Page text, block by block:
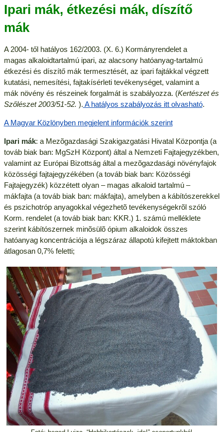
Ipari mák, étkezési mák, díszítő
mák
A 2004- től hatályos 162/2003. (X. 6.) Kormányrendelet a
magas alkaloidtartalmú ipari, az alacsony hatóanyag-tartalmú
étkezési és díszítő mák termesztését, az ipari fajtákkal végzett
kutatási, nemesítési, fajtakísérleti tevékenységet, valamint a
mák növény és részeinek forgalmát is szabályozza. (Kertészet és
Szőlészet 2003/51-52. ). A hatályos szabályozás itt olvasható.
A Magyar Közlönyben megjelent információk szerint
Ipari mák: a Mezõgazdasági Szakigazgatási Hivatal Központja (a
továb biak ban: MgSzH Központ) által a Nemzeti Fajtajegyzékben,
valamint az Európai Bizottság által a mezõgazdasági növényfajok
közösségi fajtajegyzékében (a továb biak ban: Közösségi
Fajtajegyzék) közzétett olyan – magas alkaloid tartalmú –
mákfajta (a továb biak ban: mákfajta), amelyben a kábítószerekkel
és pszichotróp anyagokkal végezhetõ tevékenységekrõl szóló
Korm. rendelet (a továb biak ban: KKR.) 1. számú melléklete
szerint kábítószernek minõsülõ ópium alkaloidok összes
hatóanyag koncentrációja a légszáraz állapotú kifejtett máktokban
átlagosan 0,7% feletti;